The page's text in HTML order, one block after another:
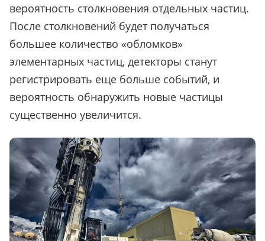
вероятность столкновения отдельных частиц.
После столкновений будет получаться
большее количество «обломков»
элементарных частиц, детекторы станут
регистрировать еще больше событий, и
вероятность обнаружить новые частицы
существенно увеличится.